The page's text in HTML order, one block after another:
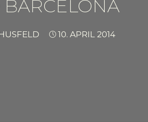
10. APRIL 2014